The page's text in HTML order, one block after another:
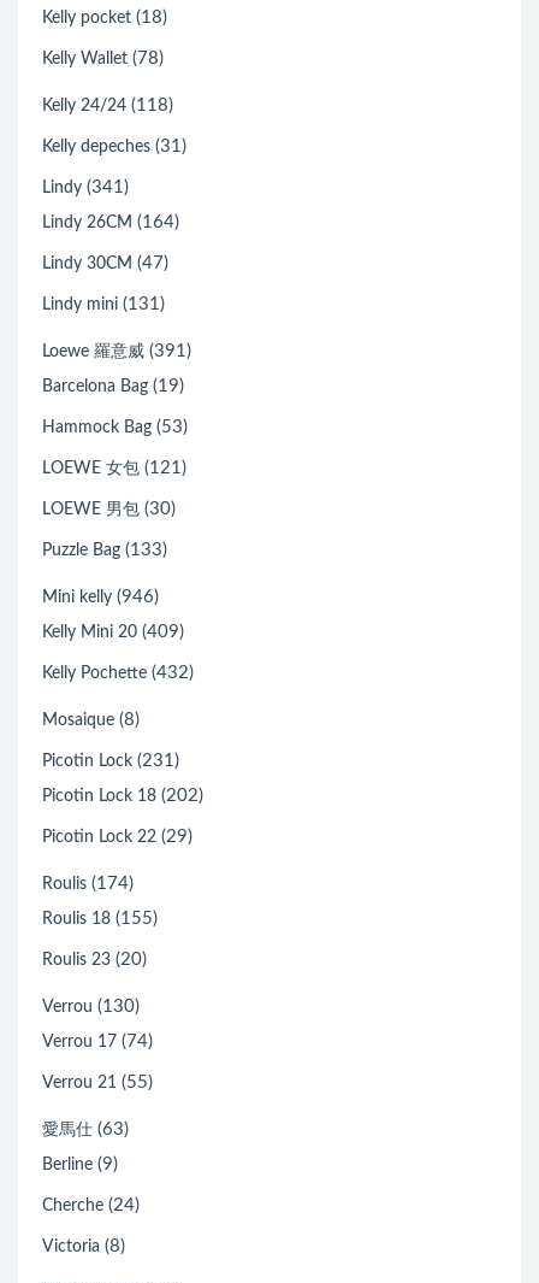
Kelly pocket (18)
Kelly Wallet (78)
Kelly 24/24 (118)
Kelly depeches (31)
Lindy (341)
Lindy 26CM (164)
Lindy 30CM (47)
Lindy mini (131)
Loewe 羅意威 (391)
Barcelona Bag (19)
Hammock Bag (53)
LOEWE 女包 (121)
LOEWE 男包 (30)
Puzzle Bag (133)
Mini kelly (946)
Kelly Mini 20 (409)
Kelly Pochette (432)
Mosaique (8)
Picotin Lock (231)
Picotin Lock 18 (202)
Picotin Lock 22 (29)
Roulis (174)
Roulis 18 (155)
Roulis 23 (20)
Verrou (130)
Verrou 17 (74)
Verrou 21 (55)
愛馬仕 (63)
Berline (9)
Cherche (24)
Victoria (8)